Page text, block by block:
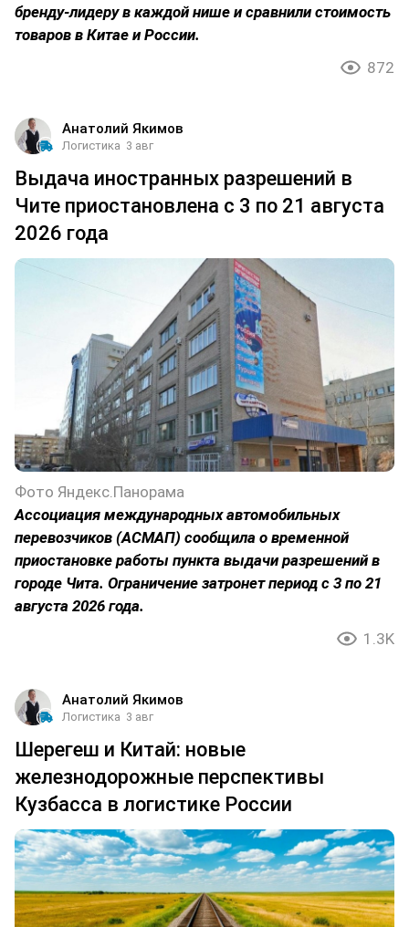
бренду-лидеру в каждой нише и сравнили стоимость
товаров в Китае и России.
872
Анатолий Якимов
Логистика 3 авг
Выдача иностранных разрешений в
Чите приостановлена с 3 по 21 августа
2026 года
Фото Яндекс.Панорама
Ассоциация международных автомобильных
перевозчиков (АСМАП) сообщила о временной
приостановке работы пункта выдачи разрешений в
городе Чита. Ограничение затронет период с 3 по 21
августа 2026 года.
1.3K
Анатолий Якимов
Логистика 3 авг
Шерегеш и Китай: новые
железнодорожные перспективы
Кузбасса в логистике России